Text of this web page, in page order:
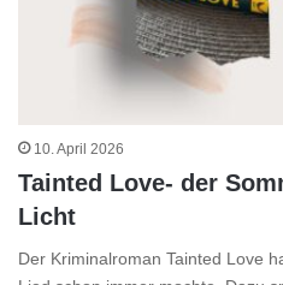
10. April 2026
Tainted Love- der
Licht
Der Kriminalroman Tainted Love